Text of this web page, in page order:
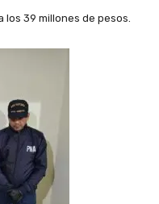
39 millones de pesos.